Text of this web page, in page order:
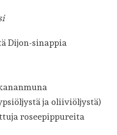
Dijon-sinappia
ja oliiviöljystä)
roseepippureita